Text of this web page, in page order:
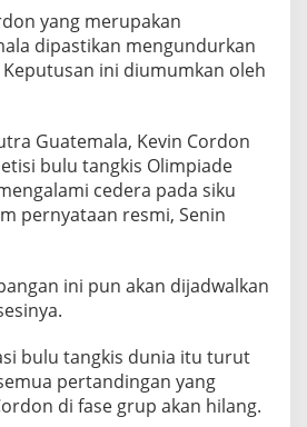
yang merupakan
dipastikan mengundurkan
ini diumumkan oleh
Guatemala, Kevin Cordon
bulu tangkis Olimpiade
cedera pada siku
pernyataan resmi, Senin
ini pun akan dijadwalkan
bulu tangkis dunia itu turut
pertandingan yang
di fase grup akan hilang.